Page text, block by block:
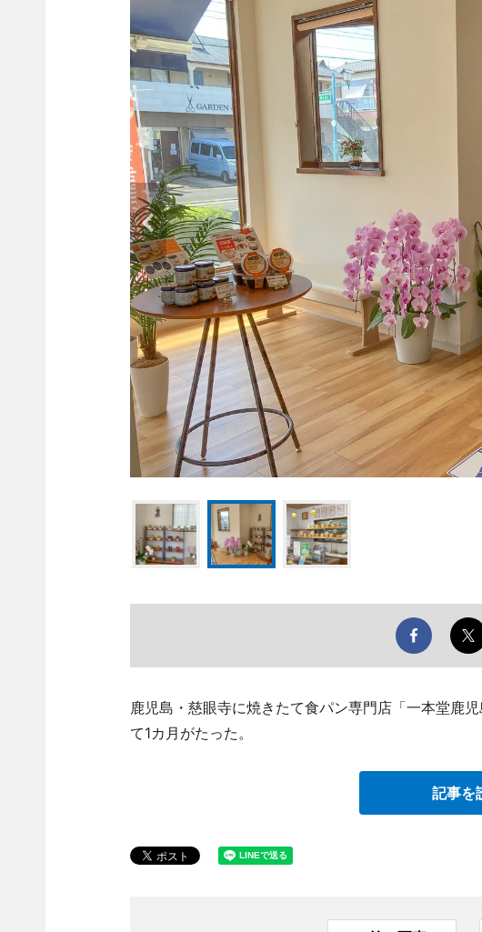
鹿児島・慈眼寺に焼きたて食パン専門店「一本堂鹿
て1カ月がたった。
記事を